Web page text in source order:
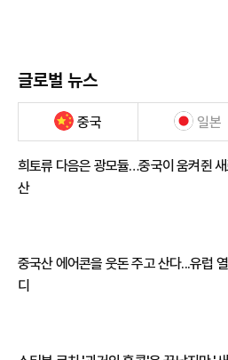
글로벌 뉴스
중국 일본
희토류 다음은 광모듈…중국이 움켜쥔
산
중국산 에어콘을 웃돈 주고 산다...유럽
디